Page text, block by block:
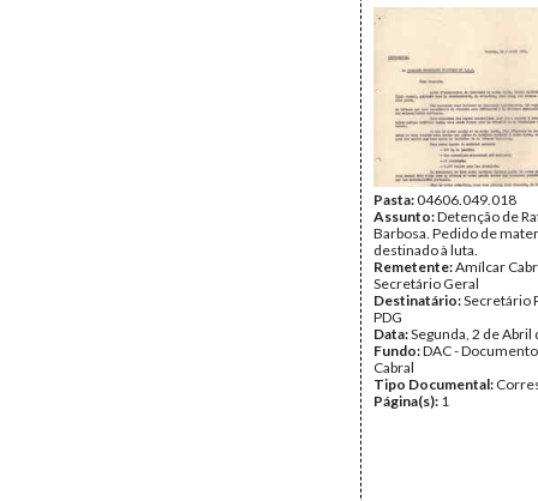
Pasta:04606.049.018
Assunto:Detenção de
Barbosa. Pedido de
destinado à luta.
Remetente:Amílcar
Secretário Geral
Destinatário:Secretário
PDG
Data:Segunda, 2 de Abril
Fundo:DAC -
Cabral
Tipo Documental:
Página(s): 1